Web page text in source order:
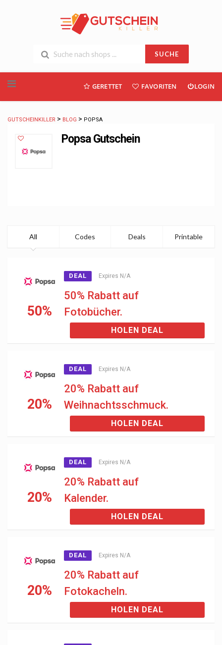
SUCHE
to
GERETTET FAVORITEN LOGIN
GUTSCHEINKILLER > BLOG > POPSA
Popsa Gutschein
All Codes Deals Printable
50%
DEAL Expires N/A
50% Rabatt auf
Fotobücher.
HOLEN DEAL
20%
DEAL Expires N/A
20% Rabatt auf
Weihnachtsschmuck.
HOLEN DEAL
20%
DEAL Expires N/A
20% Rabatt auf
Kalender.
HOLEN DEAL
20%
DEAL Expires N/A
20% Rabatt auf
Fotokacheln.
HOLEN DEAL